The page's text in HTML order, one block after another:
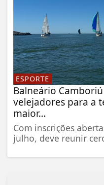
ESPORTE
Balneário
velejadores para a
maior...
Com inscrições
julho, deve reunir